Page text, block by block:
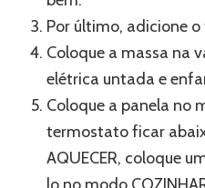
Por último, adicione
Coloque a massa na
elétrica untada e
Coloque a panela no
termostato ficar
AQUECER, coloque